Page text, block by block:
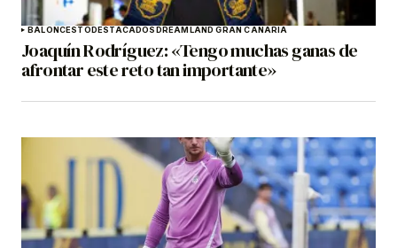
BALONCESTODESTACADOSDREAMLAND GRAN CANARIA
Joaquín Rodríguez: «Tengo muchas ganas de
afrontar este reto tan importante»